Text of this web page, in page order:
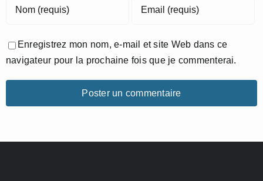
Enregistrez mon nom, e-mail et site Web dans ce
navigateur pour la prochaine fois que je commenterai.